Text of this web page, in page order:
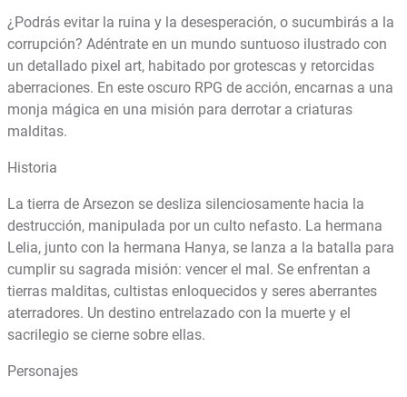
¿Podrás evitar la ruina y la desesperación, o sucumbirás a la
corrupción? Adéntrate en un mundo suntuoso ilustrado con
un detallado pixel art, habitado por grotescas y retorcidas
aberraciones. En este oscuro RPG de acción, encarnas a una
monja mágica en una misión para derrotar a criaturas
malditas.
Historia
La tierra de Arsezon se desliza silenciosamente hacia la
destrucción, manipulada por un culto nefasto. La hermana
Lelia, junto con la hermana Hanya, se lanza a la batalla para
cumplir su sagrada misión: vencer el mal. Se enfrentan a
tierras malditas, cultistas enloquecidos y seres aberrantes
aterradores. Un destino entrelazado con la muerte y el
sacrilegio se cierne sobre ellas.
Personajes